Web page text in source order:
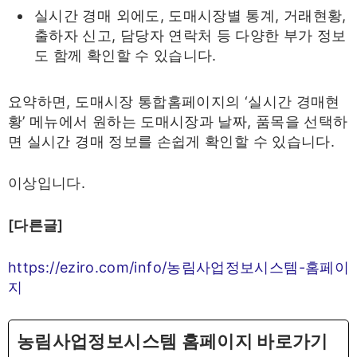
실시간 경매 외에도, 도매시장별 통계, 거래현황,
출하자 신고, 담당자 연락처 등 다양한 부가 정보
도 함께 확인할 수 있습니다.
요약하면, 도매시장 통합홈페이지의 ‘실시간 경매현
황’ 메뉴에서 원하는 도매시장과 날짜, 품목을 선택하
면 실시간 경매 정보를 손쉽게 확인할 수 있습니다.
이상입니다.
[다른글]
https://eziro.com/info/농림사업정보시스템-홈페이
지
농림사업정보시스템 홈페이지 바로가기